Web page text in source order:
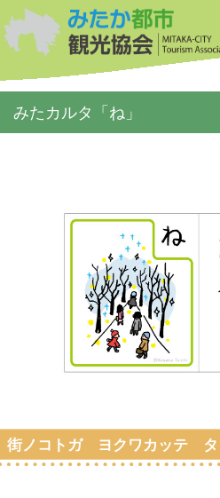
みたカルタ「ね」
街ノコトガ ヨクワカッテ タ